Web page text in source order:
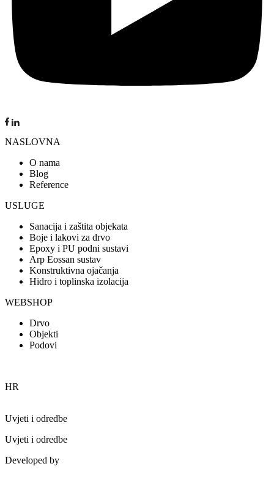
NASLOVNA
O nama
Blog
Reference
USLUGE
Sanacija i zaštita objekata
Boje i lakovi za drvo
Epoxy i PU podni sustavi
Arp Eossan sustav
Konstruktivna ojačanja
Hidro i toplinska izolacija
WEBSHOP
Drvo
Objekti
Podovi
HR
Uvjeti i odredbe
Uvjeti i odredbe
Developed by